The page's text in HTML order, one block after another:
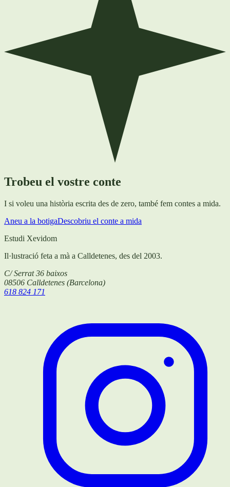
Trobeu el vostre conte
I si voleu una història escrita des de zero, també fem contes a mida.
Aneu a la botigaDescobriu el conte a mida
Estudi Xevidom
Il·lustració feta a mà a Calldetenes, des del 2003.
C/ Serrat 36 baixos
08506 Calldetenes (Barcelona)
618 824 171